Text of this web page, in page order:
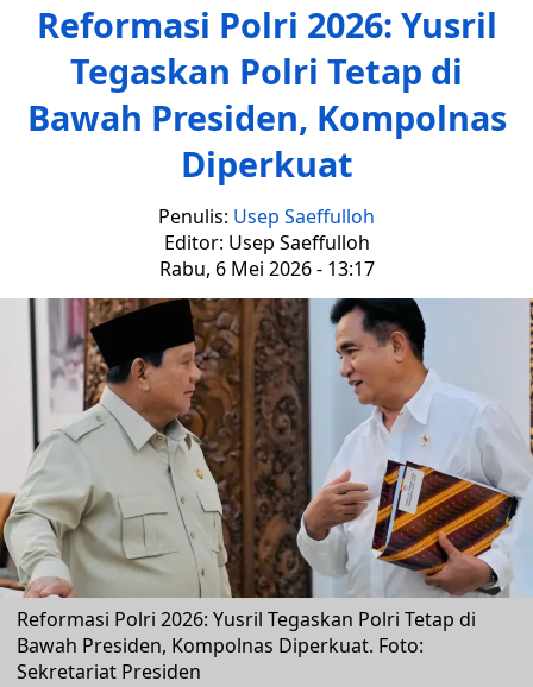
Reformasi Polri 2026: Yusril
Tegaskan Polri Tetap di
Bawah Presiden, Kompolnas
Diperkuat
Penulis: Usep Saeffulloh
Editor: Usep Saeffulloh
Rabu, 6 Mei 2026 - 13:17
Reformasi Polri 2026: Yusril Tegaskan Polri Tetap di
Bawah Presiden, Kompolnas Diperkuat. Foto:
Sekretariat Presiden